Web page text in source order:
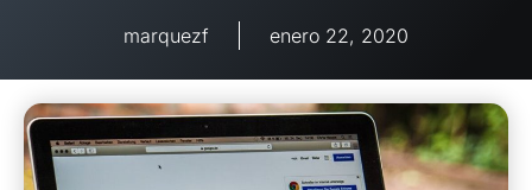
marquezf enero 22, 2020